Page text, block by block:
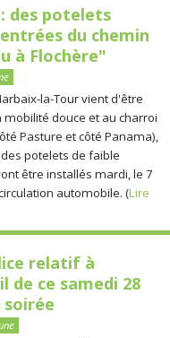
des potelets
du chemin
à Flochère"
la-Tour vient d'être
douce et au charroi
Pasture et côté Panama),
potelets de faible
être installés mardi, le 7
automobile. (Lire
relatif à
de ce samedi 28
soirée